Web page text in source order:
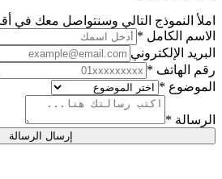
املأ النموذج التالي وسنتواصل معك في
الاسم الكامل *
البريد الإلكتروني
رقم الهاتف *
الموضوع *
الرسالة *
إرسال الرسالة